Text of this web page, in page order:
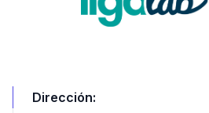
Dirección: